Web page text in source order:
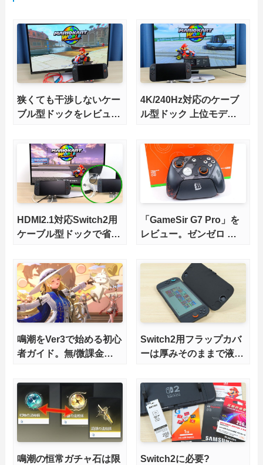
狭くても干渉しないケー
ブル型ドックをレビュ
4K/240Hz対応のケーブ
ル型ドック 上位モデル
ゲーミングノートPCの
併用にオススメ！
HDMI2.1対応Switch2用
ケーブル型ドックで省ス
ップデートにも対応可
能！
「GameSir G7 Pro」を
レビュー。ゼンゼロ コ
鳴潮をVer3で始める初心
者ガイド。無/微課金で
Switch2用フラップカバ
ーは厚みそのままで液晶
鳴潮の恒常ガチャ石は限
Switch2に必要?